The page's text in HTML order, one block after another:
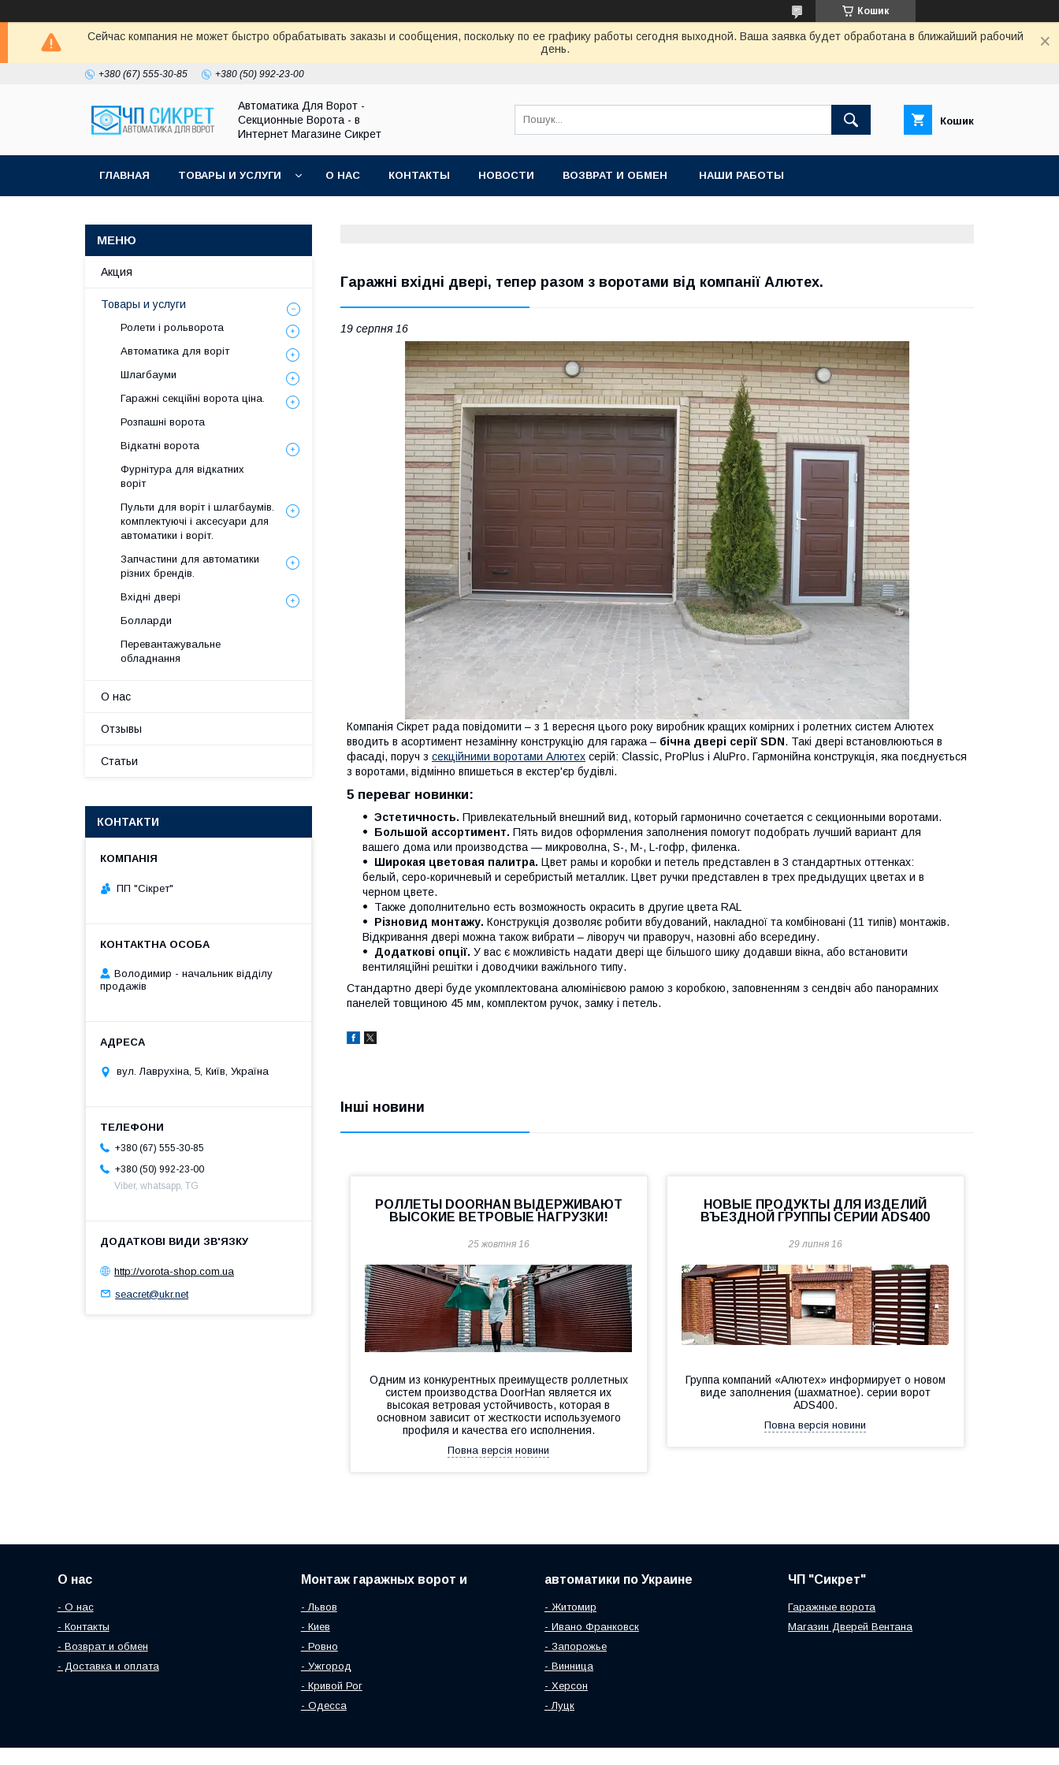
Кошик
Сейчас компания не может быстро обрабатывать заказы и сообщения, поскольку по ее графику работы сегодня выходной. Ваша заявка будет обработана в ближайший рабочий
день.
+380 (67) 555-30-85 +380 (50) 992-23-00
Автоматика Для Ворот -
Секционные Ворота - в
Интернет Магазине Сикрет
Кошик
ГЛАВНАЯ ТОВАРЫ И УСЛУГИ О НАС КОНТАКТЫ НОВОСТИ ВОЗВРАТ И ОБМЕН НАШИ РАБОТЫ
Гаражні вхідні двері, тепер разом з воротами від компанії Алютех.
19 серпня 16
Компанія Сікрет рада повідомити – з 1 вересня цього року виробник кращих комірних і ролетних систем Алютех
вводить в асортимент незамінну конструкцію для гаража – бічна двері серії SDN. Такі двері встановлюються в
фасаді, поруч з секційними воротами Алютех серій: Classic, ProPlus і AluPro. Гармонійна конструкція, яка поєднується
з воротами, відмінно впишеться в екстер'єр будівлі.
5 переваг новинки:
Эстетичность. Привлекательный внешний вид, который гармонично сочетается с секционными воротами.
Большой ассортимент. Пять видов оформления заполнения помогут подобрать лучший вариант для
вашего дома или производства — микроволна, S-, M-, L-гофр, филенка.
Широкая цветовая палитра. Цвет рамы и коробки и петель представлен в 3 стандартных оттенках:
белый, серо-коричневый и серебристый металлик. Цвет ручки представлен в трех предыдущих цветах и в
черном цвете.
Также дополнительно есть возможность окрасить в другие цвета RAL
Різновид монтажу. Конструкція дозволяє робити вбудований, накладної та комбіновані (11 типів) монтажів.
Відкривання двері можна також вибрати – ліворуч чи праворуч, назовні або всередину.
Додаткові опції. У вас є можливість надати двері ще більшого шику додавши вікна, або встановити
вентиляційні решітки і доводчики важільного типу.
Стандартно двері буде укомплектована алюмінієвою рамою з коробкою, заповненням з сендвіч або панорамних
панелей товщиною 45 мм, комплектом ручок, замку і петель.
Інші новини
РОЛЛЕТЫ DOORHAN ВЫДЕРЖИВАЮТ
ВЫСОКИЕ ВЕТРОВЫЕ НАГРУЗКИ!
25 жовтня 16
Одним из конкурентных преимуществ роллетных
систем производства DoorHan является их
высокая ветровая устойчивость, которая в
основном зависит от жесткости используемого
профиля и качества его исполнения.
Повна версія новини
НОВЫЕ ПРОДУКТЫ ДЛЯ ИЗДЕЛИЙ
ВЪЕЗДНОЙ ГРУППЫ СЕРИИ ADS400
29 липня 16
Группа компаний «Алютех» информирует о новом
виде заполнения (шахматное). серии ворот
ADS400.
Повна версія новини
Акция
Товары и услуги
Ролети і рольворота
Автоматика для воріт
Шлагбауми
Гаражні секційні ворота ціна.
Розпашні ворота
Відкатні ворота
Фурнітура для відкатних
воріт
Пульти для воріт і шлагбаумів.
комплектуючі і аксесуари для
автоматики і воріт.
Запчастини для автоматики
різних брендів.
Вхідні двері
Болларди
Перевантажувальне
обладнання
О нас
Отзывы
Статьи
КОНТАКТИ
ПП "Сікрет"
Володимир - начальник відділу
продажів
вул. Лаврухіна, 5, Київ, Україна
+380 (67) 555-30-85
+380 (50) 992-23-00
Viber, whatsapp, TG
http://vorota-shop.com.ua
seacret@ukr.net
О нас
- О нас
- Контакты
- Возврат и обмен
- Доставка и оплата
Монтаж гаражных ворот и
- Львов
- Киев
- Ровно
- Ужгород
- Кривой Рог
- Одесса
автоматики по Украине
- Житомир
- Ивано Франковск
- Запорожье
- Винница
- Херсон
- Луцк
ЧП "Сикрет"
Гаражные ворота
Магазин Дверей Вентана